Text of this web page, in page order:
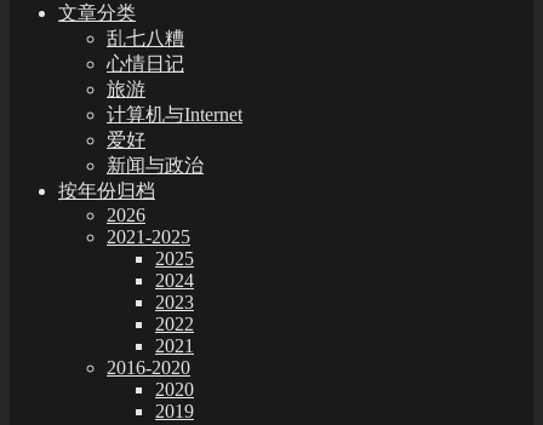
文章分类
乱七八糟
心情日记
旅游
计算机与Internet
爱好
新闻与政治
按年份归档
2026
2021-2025
2025
2024
2023
2022
2021
2016-2020
2020
2019